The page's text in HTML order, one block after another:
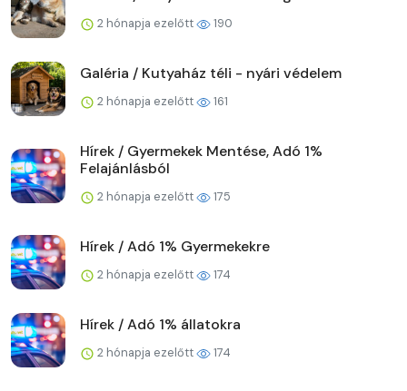
2 hónapja ezelőtt 190
Galéria / Kutyaház téli - nyári védelem
2 hónapja ezelőtt 161
Hírek / Gyermekek Mentése, Adó 1%
Felajánlásból
2 hónapja ezelőtt 175
Hírek / Adó 1% Gyermekekre
2 hónapja ezelőtt 174
Hírek / Adó 1% állatokra
2 hónapja ezelőtt 174